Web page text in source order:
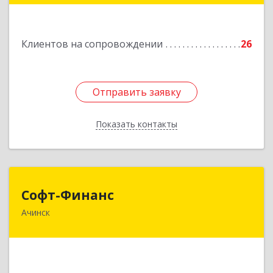
Клиентов на сопровождении 26
Отправить заявку
Показать контакты
Отправить заявку
Назад
Софт-Финанс
Ачинск
662150, Красноярский край, Ачинск г, 1-й мкр,